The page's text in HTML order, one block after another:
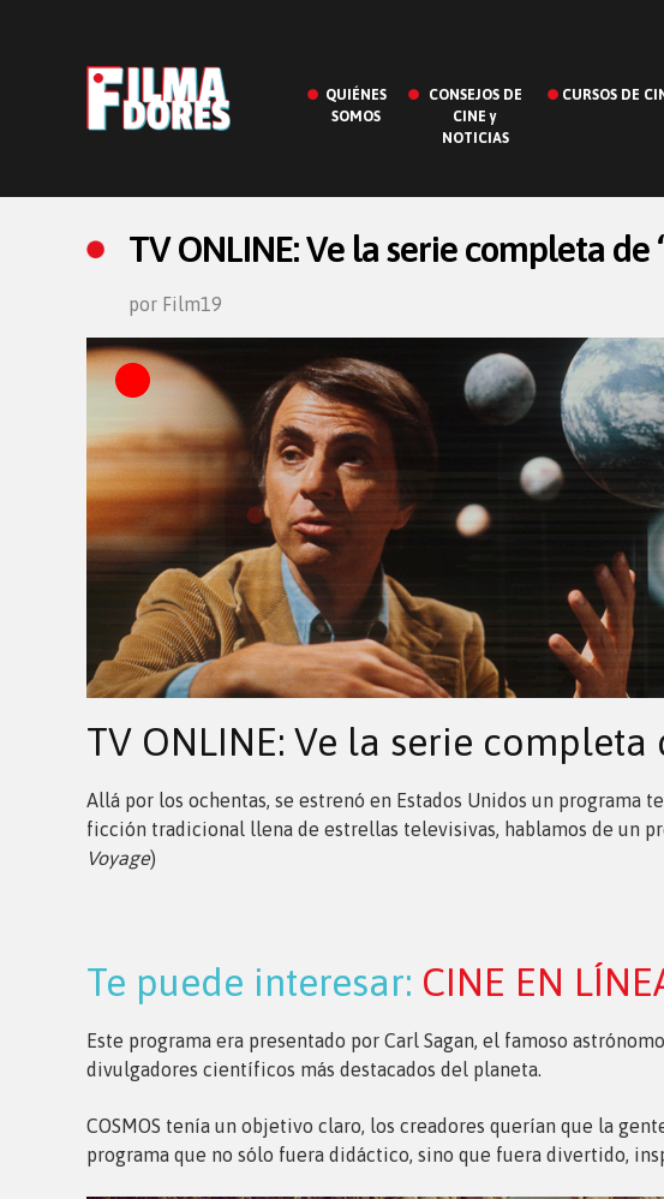
QUIÉNES
SOMOS
CONSEJOS DE
CINE y
NOTICIAS
CURSOS DE
TV ONLINE: Ve la serie completa de
por Film19
TV ONLINE: Ve la serie completa
Allá por los ochentas, se estrenó en Estados Unidos un programa
ficción tradicional llena de estrellas televisivas, hablamos de un
Voyage)
Te puede interesar: CINE EN
Este programa era presentado por Carl Sagan, el famoso
divulgadores científicos más destacados del planeta.
COSMOS tenía un objetivo claro, los creadores querían que la
programa que no sólo fuera didáctico, sino que fuera divertido,